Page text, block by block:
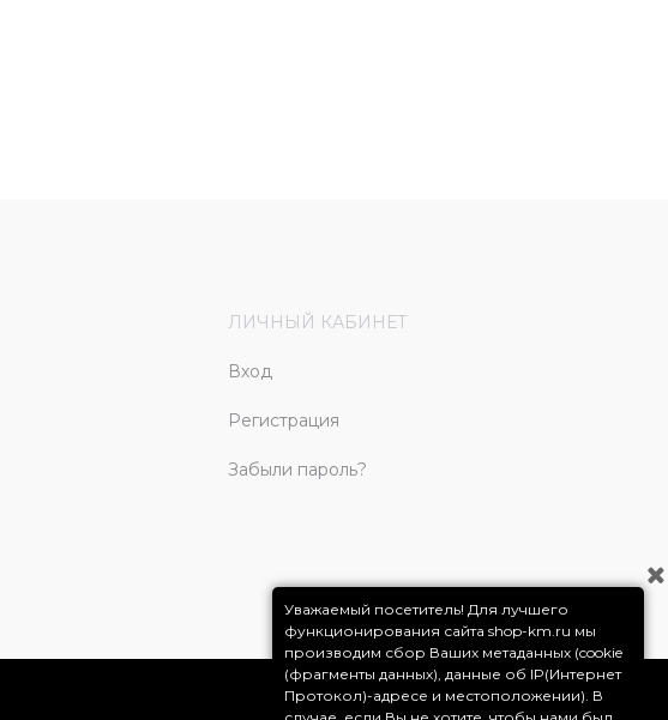
ЛИЧНЫЙ КАБИНЕТ
Вход
Регистрация
Забыли пароль?
Уважаемый посетитель! Для лучшего
функционирования сайта shop-km.ru мы
производим сбор Ваших метаданных (cookie
(фрагменты данных), данные об IP(Интернет
Протокол)-адресе и местоположении). В